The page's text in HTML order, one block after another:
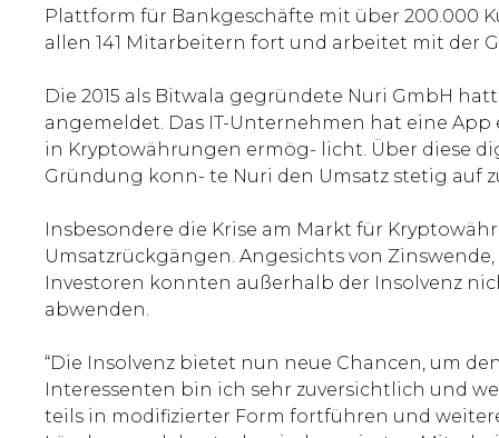
Plattform für Bankgeschäfte mit über 200.000
allen 141 Mitarbeitern fort und arbeitet mit der
Die 2015 als Bitwala gegründete Nuri GmbH
angemeldet. Das IT-Unternehmen hat eine
in Kryptowährungen ermög- licht. Über diese
Gründung konn- te Nuri den Umsatz stetig auf
Insbesondere die Krise am Markt für
Umsatzrückgängen. Angesichts von
Investoren konnten außerhalb der Insolvenz
abwenden.
“Die Insolvenz bietet nun neue Chancen, um
Interessenten bin ich sehr zuversichtlich und
teils in modifizierter Form fortführen und